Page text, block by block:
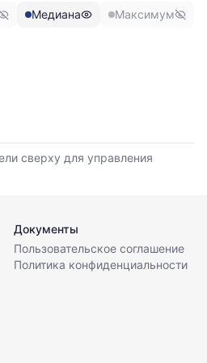
Медиана Максимум
сверху для управления
Документы
Пользовательское соглашение
Политика конфиденциальности